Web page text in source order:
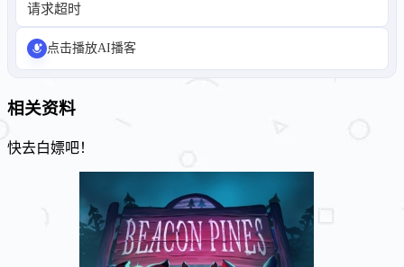
请求超时
点击播放AI播客
相关资料
快去白嫖吧！